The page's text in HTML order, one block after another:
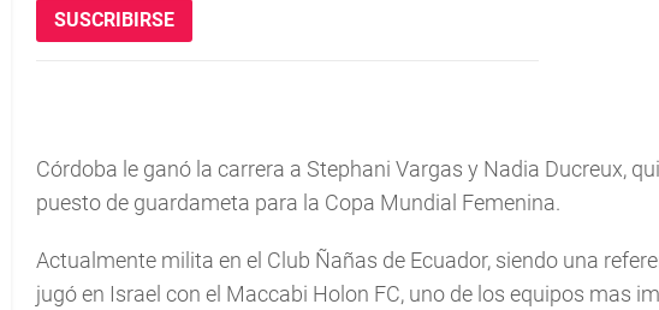
SUSCRIBIRSE
Córdoba le ganó la carrera a Stephani Vargas y Nadia Ducreux,
puesto de guardameta para la Copa Mundial Femenina.
Actualmente milita en el Club Ñañas de Ecuador, siendo una
jugó en Israel con el Maccabi Holon FC, uno de los equipos mas